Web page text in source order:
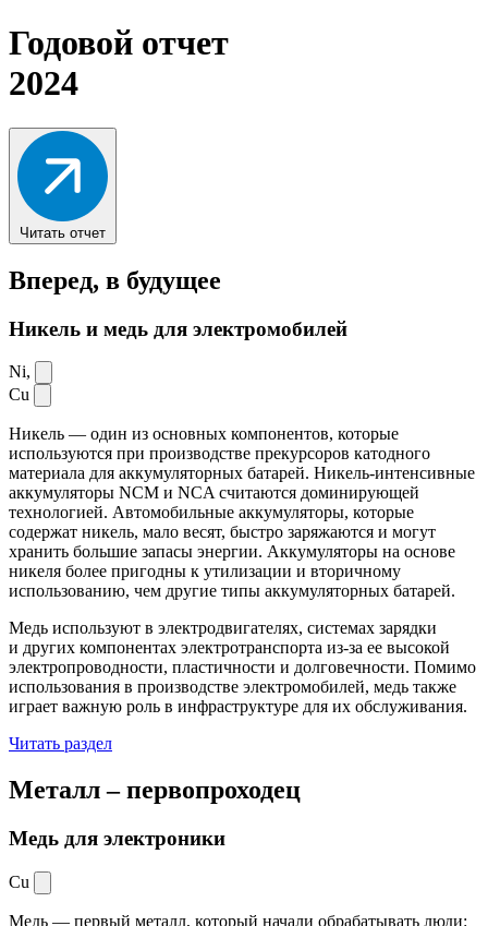
Годовой отчет
2024
Читать отчет
Вперед, в будущее
Никель и медь для электромобилей
Ni,
Cu
Никель — один из основных компонентов, которые
используются при производстве прекурсоров катодного
материала для аккумуляторных батарей. Никель-интенсивные
аккумуляторы NCM и NCA считаются доминирующей
технологией. Автомобильные аккумуляторы, которые
содержат никель, мало весят, быстро заряжаются и могут
хранить большие запасы энергии. Аккумуляторы на основе
никеля более пригодны к утилизации и вторичному
использованию, чем другие типы аккумуляторных батарей.
Медь используют в электродвигателях, системах зарядки
и других компонентах электротранспорта из-за ее высокой
электропроводности, пластичности и долговечности. Помимо
использования в производстве электромобилей, медь также
играет важную роль в инфраструктуре для их обслуживания.
Читать раздел
Металл –первопроходец
Медь для электроники
Cu
Медь — первый металл, который начали обрабатывать люди: